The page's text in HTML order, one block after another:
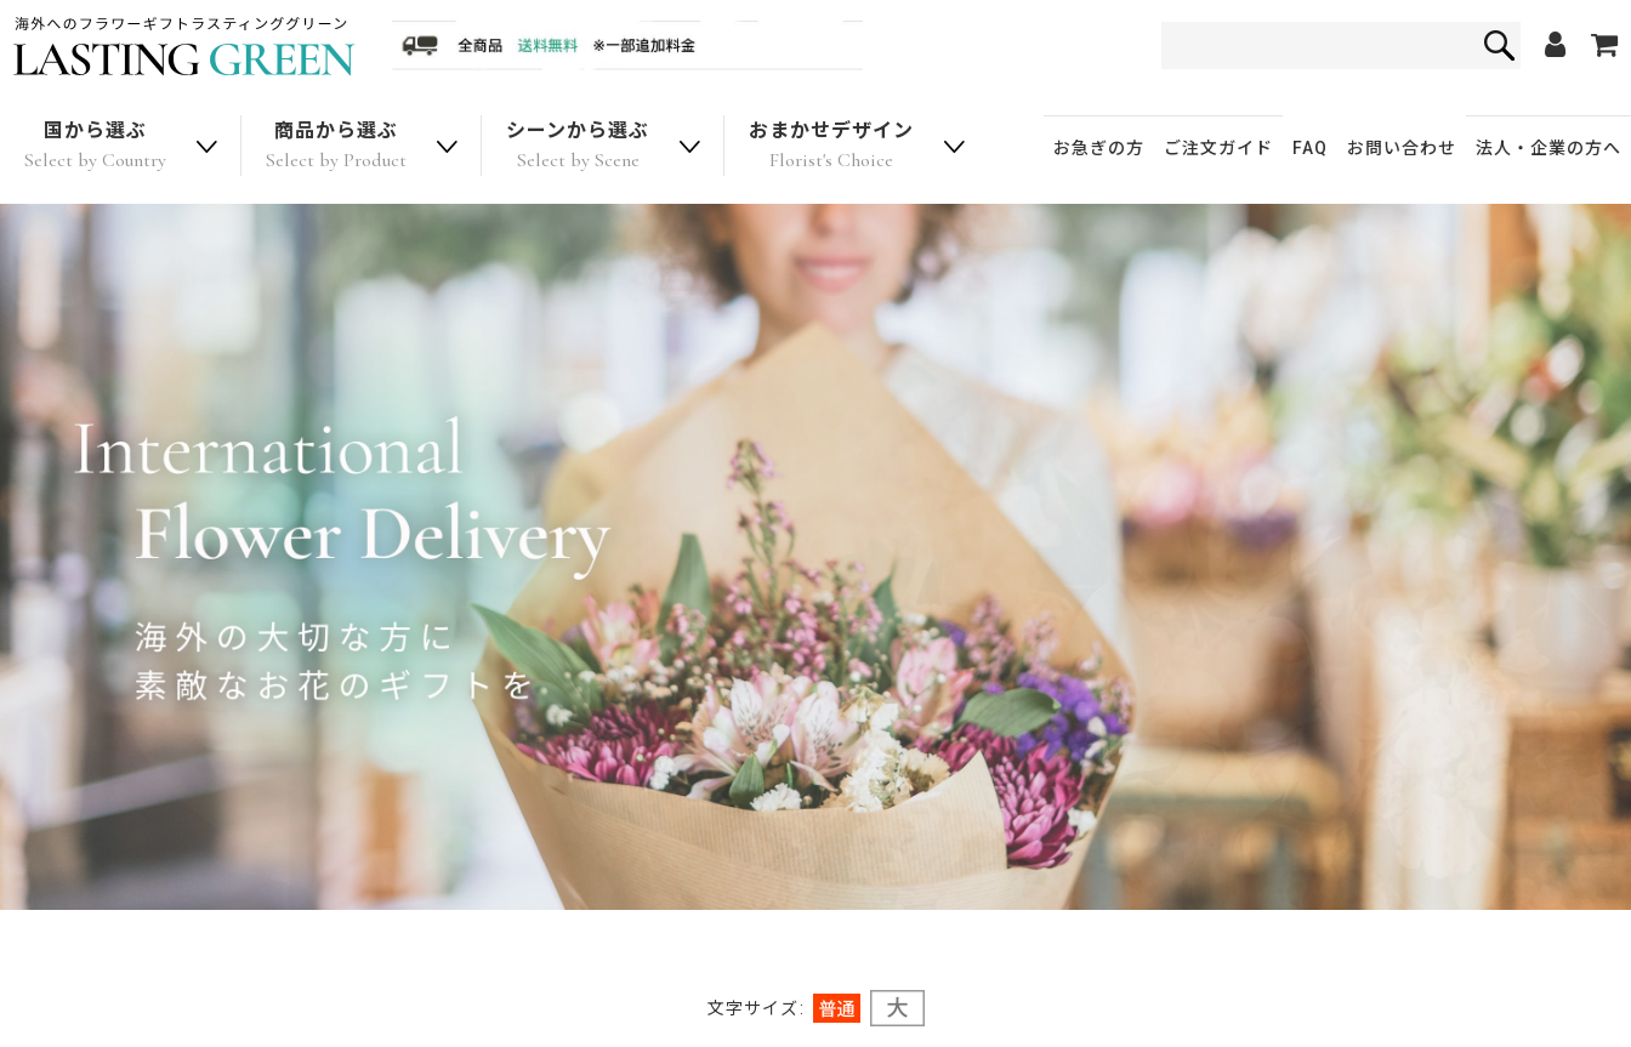
国から選ぶ
Select by Country
商品から選ぶ
Select by Product
シーンから選ぶ
Select by Scene
おまかせデザイン
Florist's Choice 法人・企業の方へ
ご注文ガイド
お急ぎの方 FAQ お問い合わせ
文字サイズ: